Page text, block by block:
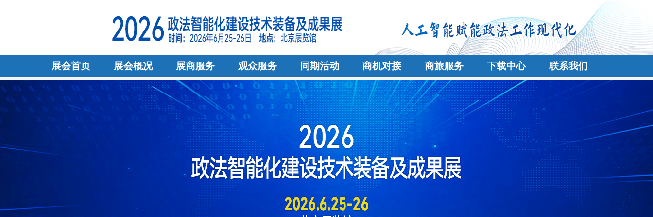
展会首页 展会概况 展商服务 观众服务 同期活动 商机对接 商旅服务 下载中心 联系我们